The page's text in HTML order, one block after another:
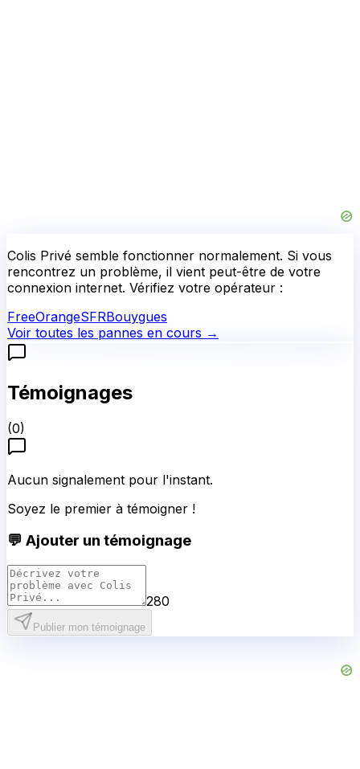
Colis Privé semble fonctionner normalement. Si vous
rencontrez un problème, il vient peut-être de votre
connexion internet. Vérifiez votre opérateur :
FreeOrangeSFRBouygues
Voir toutes les pannes en cours →
Témoignages
(0)
Aucun signalement pour l'instant.
Soyez le premier à témoigner !
💬 Ajouter un témoignage
280
Publier mon témoignage